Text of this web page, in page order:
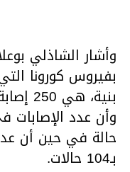
وأشار الشاذلي
بفيروس كورونا
حالة في حين أن
بـ104 حالات.